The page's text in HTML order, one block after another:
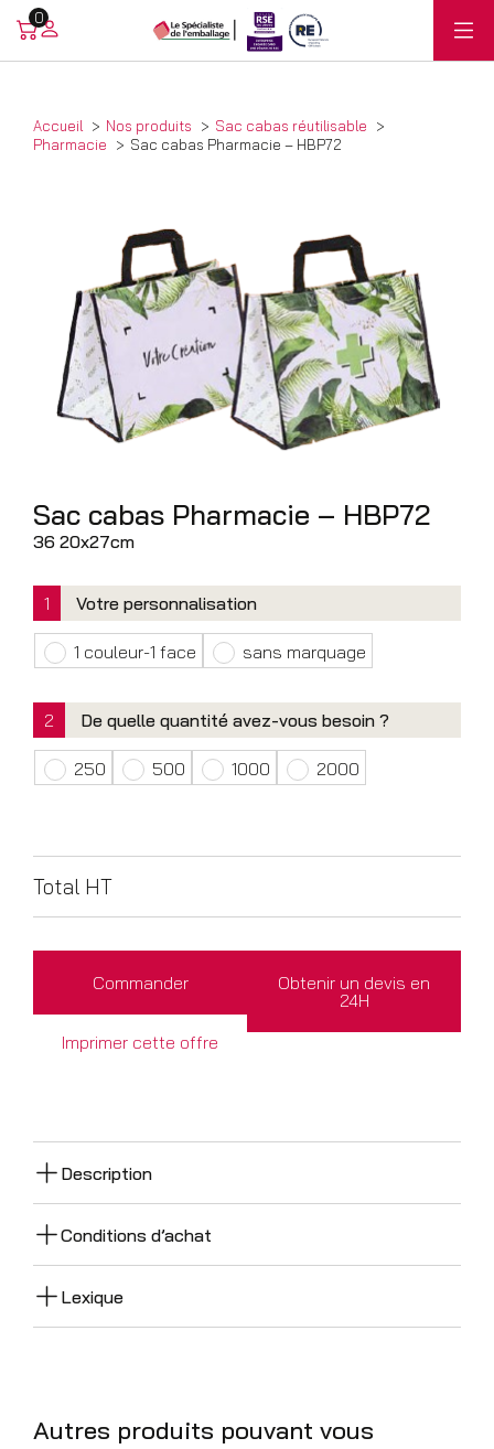
0
Accueil Nos produits
Sac cabas réutilisable
Pharmacie
Sac cabas Pharmacie – HBP72
Sac cabas Pharmacie – HBP72
36 20x27cm
1 Votre personnalisation
1 couleur-1 face sans marquage
2 De quelle quantité avez-vous besoin ?
250 500 1000 2000
Total HT
Commander
Imprimer cette offre
Obtenir un devis en
24H
Description
Conditions d’achat
Lexique
Autres produits pouvant vous